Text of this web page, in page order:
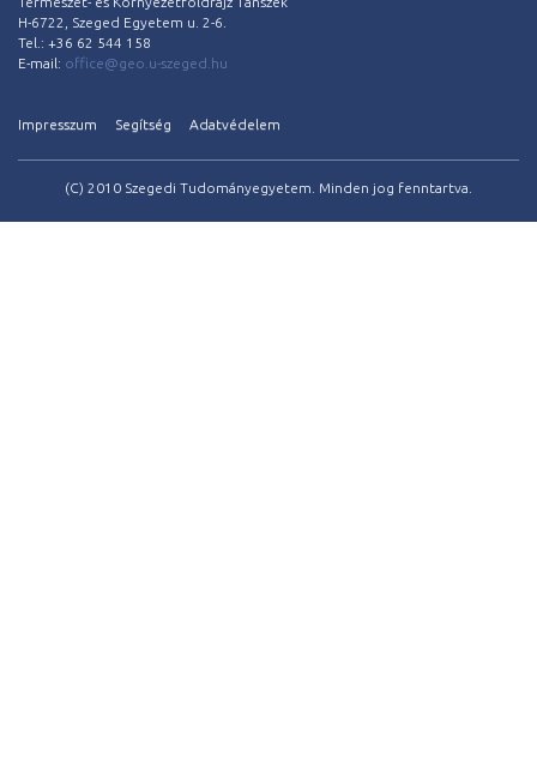
H-6722, Szeged Egyetem u. 2-6.
Tel.: +36 62 544 158
E-mail: office@geo.u-szeged.hu
Impresszum Segítség Adatvédelem
(C) 2010 Szegedi Tudományegyetem. Minden jog fenntartva.